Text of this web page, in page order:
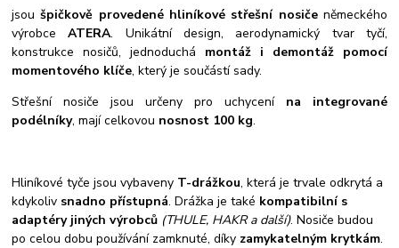
jsoušpičkově provedené hliníkové střešní nosičeněmeckého
výrobceATERA. Unikátní design, aerodynamický tvar tyčí,
konstrukce nosičů, jednoduchá montáž i demontáž pomocí
momentového klíče, který je součástí sady.
Střešní nosiče jsou určeny pro uchycení na integrované
podélníky, mají celkovou nosnost 100 kg.
Hliníkové tyče jsou vybaveny T-drážkou, která je trvale odkrytá a
kdykoliv snadno přístupná. Drážka je také kompatibilní s
adaptéry jiných výrobců (THULE, HAKR a další). Nosiče budou
po celou dobu používání zamknuté, díky zamykatelným krytkám.